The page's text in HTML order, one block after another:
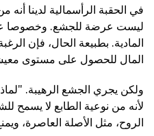
في الحقبة الرأسمالية لدينا
ليست عرضة للجشع. وخصوصا
المادية. بطبيعة الحال، فإن
المال للحصول على مستوى
ولكن يجري الجشع الرهيبة.
لأنه من نوعية الطابع لا
الروح، مثل الأصلة العاصرة،